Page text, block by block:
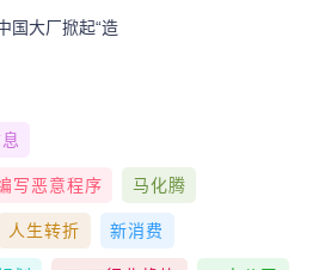
国大厂掀起“造
写恶意程序 马化腾
人生转折 新消费